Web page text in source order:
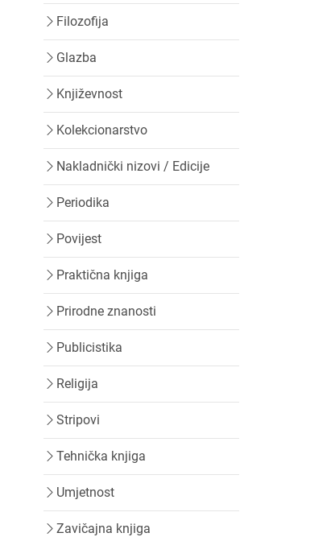
Filozofija
Glazba
Književnost
Kolekcionarstvo
Nakladnički nizovi / Edicije
Periodika
Povijest
Praktična knjiga
Prirodne znanosti
Publicistika
Religija
Stripovi
Tehnička knjiga
Umjetnost
Zavičajna knjiga